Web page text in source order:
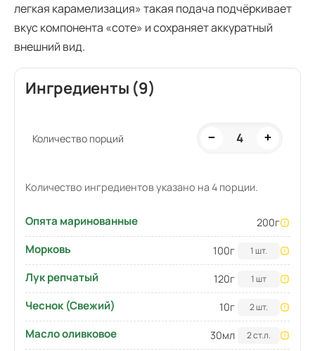
легкая карамелизация» такая подача подчёркивает
вкус компонента «соте» и сохраняет аккуратный
внешний вид.
Ингредиенты (9)
Количество порций − 4 +
Количество ингредиентов указано на 4 порции.
Опята маринованные 200г
Морковь 100г 1 шт.
Лук репчатый 120г 1 шт
Чеснок (Свежий) 10г 2 шт.
Масло оливковое 30мл 2 ст.л.